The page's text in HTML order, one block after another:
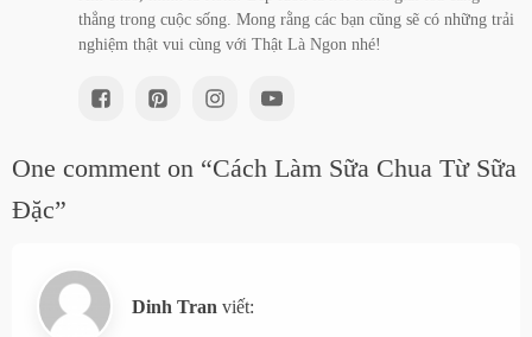
thẳng trong cuộc sống. Mong rằng các bạn cũng sẽ có những trải
nghiệm thật vui cùng với Thật Là Ngon nhé!
One comment on “Cách Làm Sữa Chua Từ Sữa
Đặc”
Dinh Tran viết: